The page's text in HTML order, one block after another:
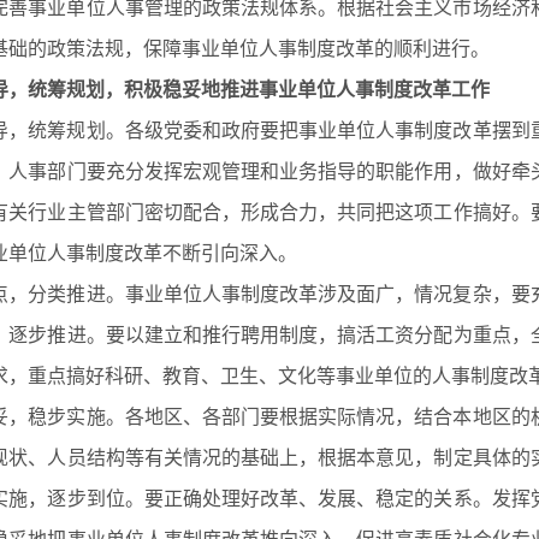
善事业单位人事管理的政策法规体系。根据社会主义市场经
的政策法规，保障事业单位人事制度改革的顺利进行。
，统筹规划，积极稳妥地推进事业单位人事制度改革工作
，统筹规划。各级党委和政府要把事业单位人事制度改革摆
人事部门要充分发挥宏观管理和业务指导的职能作用，做好
关行业主管部门密切配合，形成合力，共同把这项工作搞好
位人事制度改革不断引向深入。
，分类推进。事业单位人事制度改革涉及面广，情况复杂，
逐步推进。要以建立和推行聘用制度，搞活工资分配为重点
，重点搞好科研、教育、卫生、文化等事业单位的人事制度
，稳步实施。各地区、各部门要根据实际情况，结合本地区
状、人员结构等有关情况的基础上，根据本意见，制定具体
施，逐步到位。要正确处理好改革、发展、稳定的关系。发